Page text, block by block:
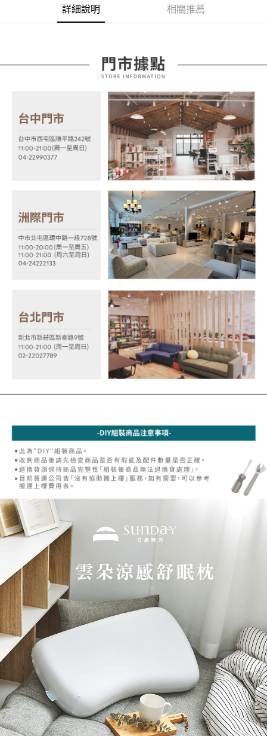
1.本服務係由「台灣大哥大股份有限公司」（以下簡稱本公司）所提供，讓
資料（包含姓名、電話或地址）提供予台灣大哥大進項蒐集、處理及利用，
由本公司與您本人進行分期帳單所需資料之確認、核對及更正。
3.完整用戶服務條款，請詳閱以下連結：https://oppay.tw/userRule
ATM／網路銀行／等多元方式進行付款，方視為交易完成。
※ 請注意：結帳手續完成當下不需立刻繳費，但若您需要取消訂單，請聯絡
是否繳費成功／繳費後需取消欲退款等相關疑問，請聯繫「AFTEE先享後付
https://netprotections.freshdesk.com/support/home
１．透過由恩沛科技股份有限公司提供之「AFTEE先享後付」服務完成之交
易，需依本服務之必要範圍內提供個人資料，並將交易相關給付款項請求債
權轉讓予恩沛科技股份有限公司。
２．關於個人資料處理事宜，請瀏覽以下網址：
https://aftee.tw/terms/#terms3
３．未成年的使用者請事先徵得法定代理人或監護人之同意方可使用
「AFTEE先享後付」，若未經同意申辦者引起之損失，本公司不負相關責
４．使用「AFTEE先享後付」時，將依據個別帳號之用戶狀況，依本公司即
時審查核予不同之上限額度；若仍有額度不足之情形，本公司將視審查結果
請求用戶進行身份認證。
５．嚴禁一人註冊多個帳號或使用他人資訊註冊。若發現惡意使用之情形，
恩沛科技股份有限公司將有權停止該用戶之使用額度並採取法律行動。
詳細說明 相關推薦